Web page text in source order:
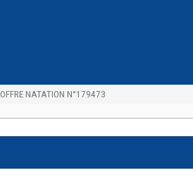
OFFRE NATATION N°179473